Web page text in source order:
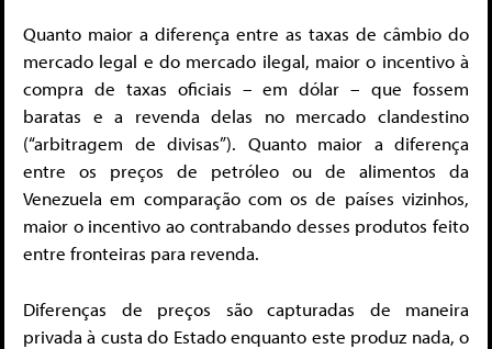
Quanto maior a diferença entre as taxas de câmbio do
mercado legal e do mercado ilegal, maior o incentivo à
compra de taxas oficiais – em dólar – que fossem
baratas e a revenda delas no mercado clandestino
(“arbitragem de divisas”). Quanto maior a diferença
entre os preços de petróleo ou de alimentos da
Venezuela em comparação com os de países vizinhos,
maior o incentivo ao contrabando desses produtos feito
entre fronteiras para revenda.
Diferenças de preços são capturadas de maneira
privada à custa do Estado enquanto este produz nada, o